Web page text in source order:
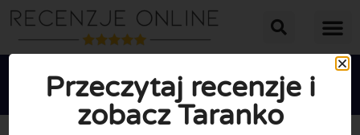
Przeczytaj recenzje i
zobacz Taranko